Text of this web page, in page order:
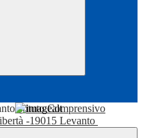
Istituto Comprensivo
-19015 Levanto